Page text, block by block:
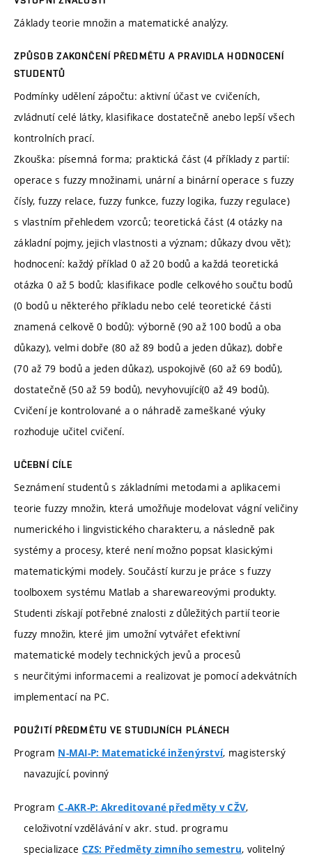
Základy teorie množin a matematické analýzy.
ZPŮSOB ZAKONČENÍ PŘEDMĚTU A PRAVIDLA HODNOCENÍ
STUDENTŮ
Podmínky udělení zápočtu: aktivní účast ve cvičeních,
zvládnutí celé látky, klasifikace dostatečně anebo lepší všech
kontrolních prací.
Zkouška: písemná forma; praktická část (4 příklady z partií:
operace s fuzzy množinami, unární a binární operace s fuzzy
čísly, fuzzy relace, fuzzy funkce, fuzzy logika, fuzzy regulace)
s vlastním přehledem vzorců; teoretická část (4 otázky na
základní pojmy, jejich vlastnosti a význam; důkazy dvou vět);
hodnocení: každý příklad 0 až 20 bodů a každá teoretická
otázka 0 až 5 bodů; klasifikace podle celkového součtu bodů
(0 bodů u některého příkladu nebo celé teoretické části
znamená celkově 0 bodů): výborně (90 až 100 bodů a oba
důkazy), velmi dobře (80 až 89 bodů a jeden důkaz), dobře
(70 až 79 bodů a jeden důkaz), uspokojivě (60 až 69 bodů),
dostatečně (50 až 59 bodů), nevyhovující(0 až 49 bodů).
Cvičení je kontrolované a o náhradě zameškané výuky
rozhoduje učitel cvičení.
UČEBNÍ CÍLE
Seznámení studentů s základními metodami a aplikacemi
teorie fuzzy množin, která umožňuje modelovat vágní veličiny
numerického i lingvistického charakteru, a následně pak
systémy a procesy, které není možno popsat klasickými
matematickými modely. Součástí kurzu je práce s fuzzy
toolboxem systému Matlab a sharewareovými produkty.
Studenti získají potřebné znalosti z důležitých partií teorie
fuzzy množin, které jim umožní vytvářet efektivní
matematické modely technických jevů a procesů
s neurčitými informacemi a realizovat je pomocí adekvátních
implementací na PC.
POUŽITÍ PŘEDMĚTU VE STUDIJNÍCH PLÁNECH
Program N-MAI-P: Matematické inženýrství, magisterský
navazující, povinný
ProgramC-AKR-P: Akreditované předměty v CŽV,
celoživotní vzdělávání v akr. stud. programu
specializace CZS: Předměty zimního semestru, volitelný